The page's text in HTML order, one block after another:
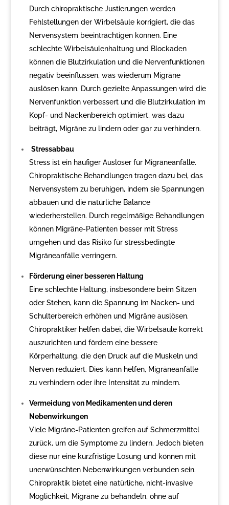
Durch chiropraktische Justierungen werden
Fehlstellungen der Wirbelsäule korrigiert, die das
Nervensystem beeinträchtigen können. Eine
schlechte Wirbelsäulenhaltung und Blockaden
können die Blutzirkulation und die Nervenfunktionen
negativ beeinflussen, was wiederum Migräne
auslösen kann. Durch gezielte Anpassungen wird die
Nervenfunktion verbessert und die Blutzirkulation im
Kopf- und Nackenbereich optimiert, was dazu
beiträgt, Migräne zu lindern oder gar zu verhindern.
Stressabbau
Stress ist ein häufiger Auslöser für Migräneanfälle.
Chiropraktische Behandlungen tragen dazu bei, das
Nervensystem zu beruhigen, indem sie Spannungen
abbauen und die natürliche Balance
wiederherstellen. Durch regelmäßige Behandlungen
können Migräne-Patienten besser mit Stress
umgehen und das Risiko für stressbedingte
Migräneanfälle verringern.
Förderung einer besseren Haltung
Eine schlechte Haltung, insbesondere beim Sitzen
oder Stehen, kann die Spannung im Nacken- und
Schulterbereich erhöhen und Migräne auslösen.
Chiropraktiker helfen dabei, die Wirbelsäule korrekt
auszurichten und fördern eine bessere
Körperhaltung, die den Druck auf die Muskeln und
Nerven reduziert. Dies kann helfen, Migräneanfälle
zu verhindern oder ihre Intensität zu mindern.
Vermeidung von Medikamenten und deren
Nebenwirkungen
Viele Migräne-Patienten greifen auf Schmerzmittel
zurück, um die Symptome zu lindern. Jedoch bieten
diese nur eine kurzfristige Lösung und können mit
unerwünschten Nebenwirkungen verbunden sein.
Chiropraktik bietet eine natürliche, nicht-invasive
Möglichkeit, Migräne zu behandeln, ohne auf